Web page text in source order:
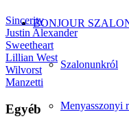
BONJOUR
Szalonunkról
Menyasszonyi
Sincerity
Justin Alexander
Sweetheart
Lillian West
Wilvorst
Manzetti
Egyéb